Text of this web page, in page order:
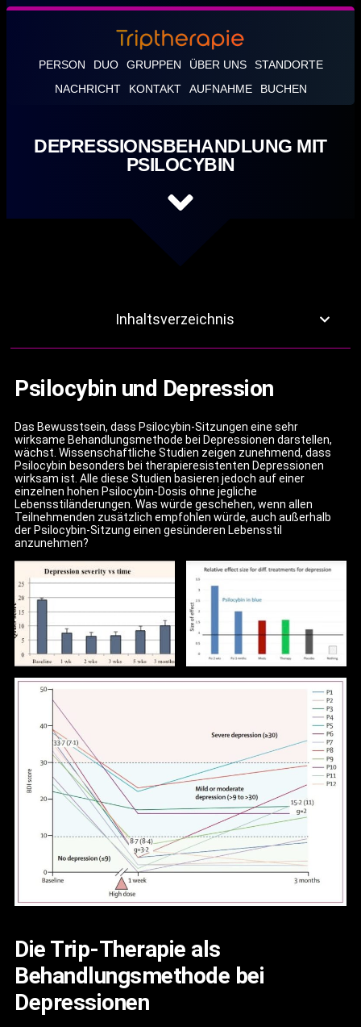
PERSON DUO GRUPPEN ÜBER UNS
STANDORTE
NACHRICHT
KONTAKT AUFNAHME BUCHEN
DEPRESSIONSBEHANDLUNG MIT
PSILOCYBIN
Inhaltsverzeichnis
Psilocybin und Depression
Das Bewusstsein, dass Psilocybin-Sitzungen eine sehr
wirksame Behandlungsmethode bei Depressionen darstellen,
wächst. Wissenschaftliche Studien zeigen zunehmend, dass
Psilocybin besonders bei therapieresistenten Depressionen
wirksam ist. Alle diese Studien basieren jedoch auf einer
einzelnen hohen Psilocybin-Dosis ohne jegliche
Lebensstiländerungen. Was würde geschehen, wenn allen
Teilnehmenden zusätzlich empfohlen würde, auch außerhalb
der Psilocybin-Sitzung einen gesünderen Lebensstil
anzunehmen?
Die Trip-Therapie als
Behandlungsmethode bei
Depressionen